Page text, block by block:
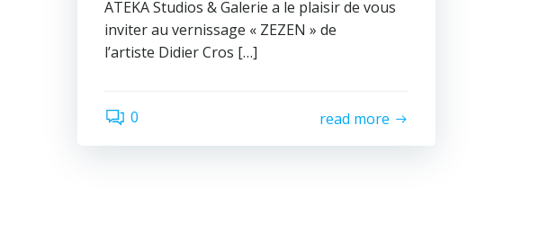
ATEKA Studios & Galerie a le plaisir de vous
inviter au vernissage « ZEZEN » de
l’artiste Didier Cros […]
0 read more